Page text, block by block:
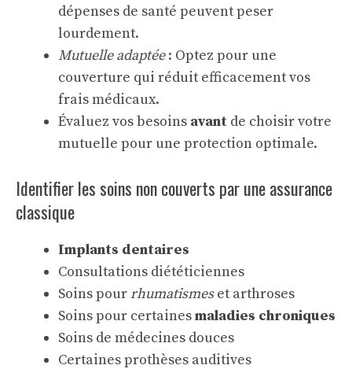
dépenses de santé peuvent peser
lourdement.
Mutuelle adaptée: Optez pour une
couverture qui réduit efficacement vos
frais médicaux.
Évaluez vos besoins avant de choisir votre
mutuelle pour une protection optimale.
Identifier les soins non couverts par une assurance
classique
Implants dentaires
Consultations diététiciennes
Soins pour rhumatismeset arthroses
Soins pour certainesmaladies chroniques
Soins de médecines douces
Certaines prothèses auditives